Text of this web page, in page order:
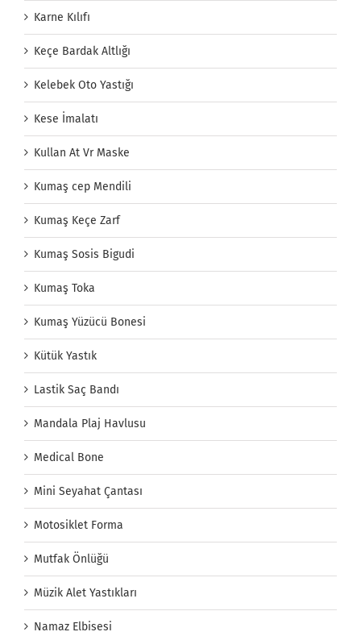
Karne Kılıfı
Keçe Bardak Altlığı
Kelebek Oto Yastığı
Kese İmalatı
Kullan At Vr Maske
Kumaş cep Mendili
Kumaş Keçe Zarf
Kumaş Sosis Bigudi
Kumaş Toka
Kumaş Yüzücü Bonesi
Kütük Yastık
Lastik Saç Bandı
Mandala Plaj Havlusu
Medical Bone
Mini Seyahat Çantası
Motosiklet Forma
Mutfak Önlüğü
Müzik Alet Yastıkları
Namaz Elbisesi